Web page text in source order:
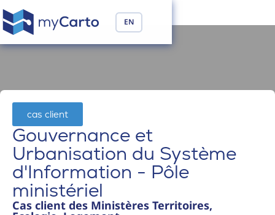
EN
cas client
Gouvernance et
Urbanisation du Système
d'Information - Pôle
ministériel
Cas client des Ministères Territoires,